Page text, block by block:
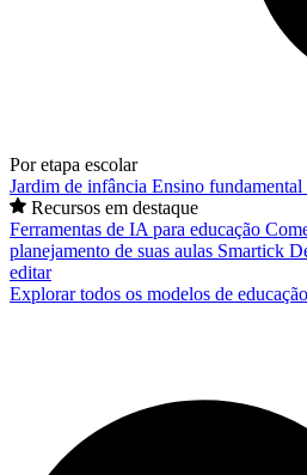
Por etapa escolar
Jardim de infância Ensino fundamental
Recursos em destaque
Ferramentas de IA para educação
planejamento de suas aulas Smartick
editar
Explorar todos os modelos de educação